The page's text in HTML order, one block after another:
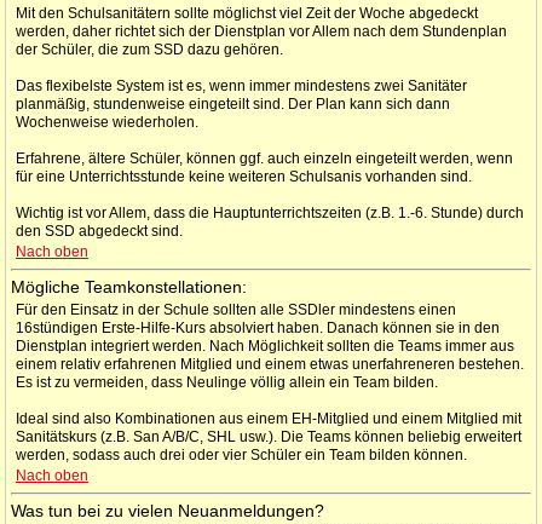
Mit den Schulsanitätern sollte möglichst viel Zeit der Woche abgedeckt
werden, daher richtet sich der Dienstplan vor Allem nach dem Stundenplan
der Schüler, die zum SSD dazu gehören.
Das flexibelste System ist es, wenn immer mindestens zwei Sanitäter
planmäßig, stundenweise eingeteilt sind. Der Plan kann sich dann
Wochenweise wiederholen.
Erfahrene, ältere Schüler, können ggf. auch einzeln eingeteilt werden, wenn
für eine Unterrichtsstunde keine weiteren Schulsanis vorhanden sind.
Wichtig ist vor Allem, dass die Hauptunterrichtszeiten (z.B. 1.-6. Stunde) durch
den SSD abgedeckt sind.
Nach oben
Mögliche Teamkonstellationen:
Für den Einsatz in der Schule sollten alle SSDler mindestens einen
16stündigen Erste-Hilfe-Kurs absolviert haben. Danach können sie in den
Dienstplan integriert werden. Nach Möglichkeit sollten die Teams immer aus
einem relativ erfahrenen Mitglied und einem etwas unerfahreneren bestehen.
Es ist zu vermeiden, dass Neulinge völlig allein ein Team bilden.
Ideal sind also Kombinationen aus einem EH-Mitglied und einem Mitglied mit
Sanitätskurs (z.B. San A/B/C, SHL usw.). Die Teams können beliebig erweitert
werden, sodass auch drei oder vier Schüler ein Team bilden können.
Nach oben
Was tun bei zu vielen Neuanmeldungen?